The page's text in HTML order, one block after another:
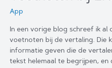
App
In een vorige blog schreef ik al
voetnoten bij de vertaling. Die
informatie geven die de
tekst helemaal te begrijpen,